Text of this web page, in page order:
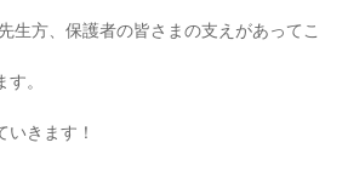
生方、保護者の皆さまの支えがあってこ
。
きます！